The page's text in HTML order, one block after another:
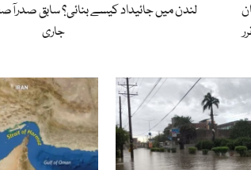
لندن میں جائیداد کیسے بنائی؟ سابق
جاری